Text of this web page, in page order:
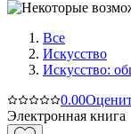
Все
Искусство
Искусство:
0.00
Электронная книга